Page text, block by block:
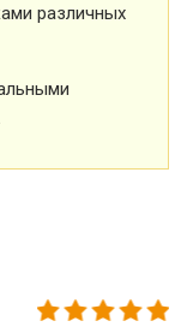
различных